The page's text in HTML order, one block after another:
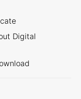
Digital